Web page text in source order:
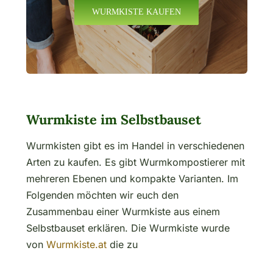
WURMKISTE KAUFEN
Wurmkiste im Selbstbauset
Wurmkisten gibt es im Handel in verschiedenen
Arten zu kaufen. Es gibt Wurmkompostierer mit
mehreren Ebenen und kompakte Varianten. Im
Folgenden möchten wir euch den
Zusammenbau einer Wurmkiste aus einem
Selbstbauset erklären. Die Wurmkiste wurde
von Wurmkiste.atdie zu